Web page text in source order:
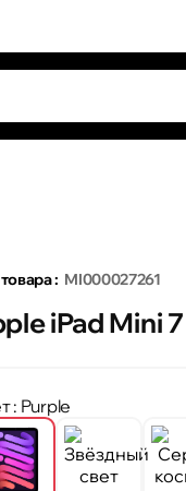
: MI000027261
iPad Mini
: Purple